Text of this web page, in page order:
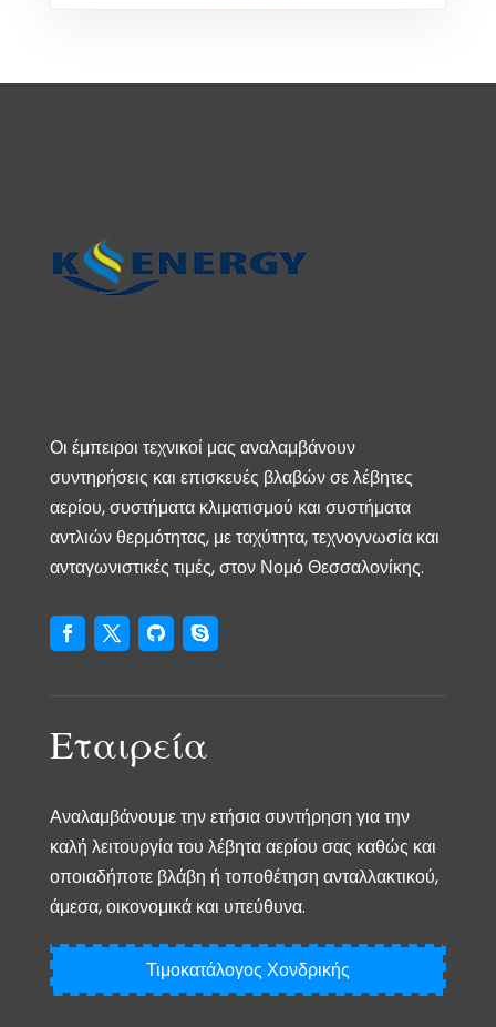
Οι έμπειροι τεχνικοί μας αναλαμβάνουν
συντηρήσεις και επισκευές βλαβών σε λέβητες
αερίου, συστήματα κλιματισμού και συστήματα
αντλιών θερμότητας, με ταχύτητα, τεχνογνωσία και
ανταγωνιστικές τιμές, στον Νομό Θεσσαλονίκης.
Εταιρεία
Αναλαμβάνουμε την ετήσια συντήρηση για την
καλή λειτουργία του λέβητα αερίου σας καθώς και
οποιαδήποτε βλάβη ή τοποθέτηση ανταλλακτικού,
άμεσα, οικονομικά και υπεύθυνα.
Τιμοκατάλογος Χονδρικής